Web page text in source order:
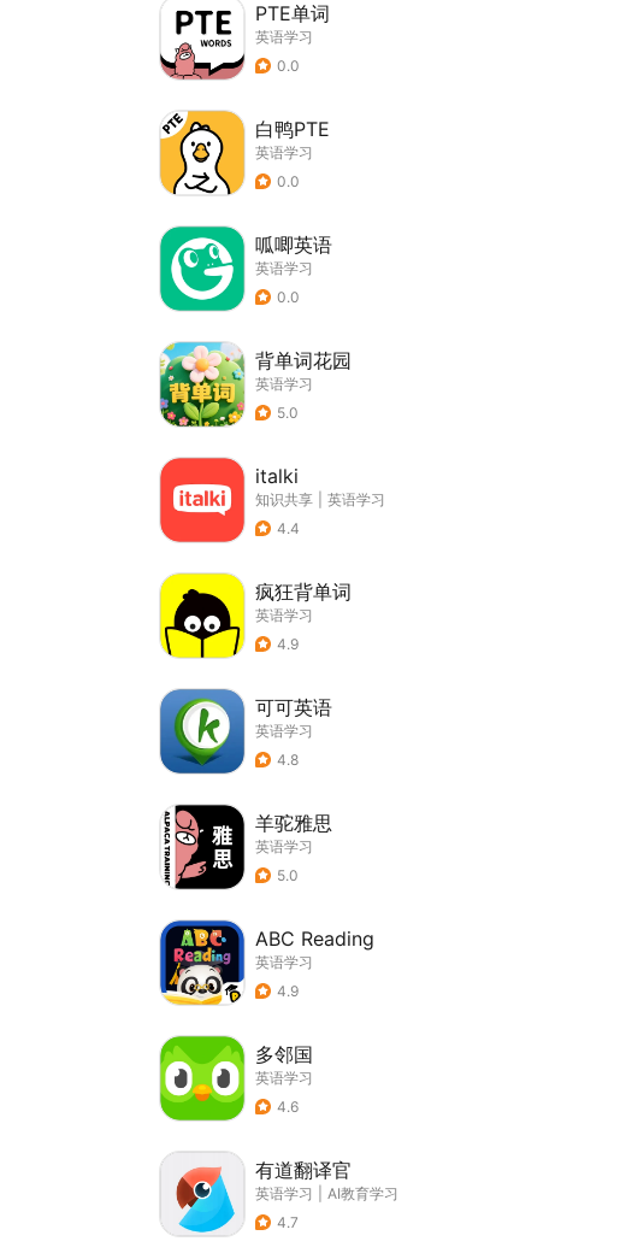
PTE单词
英语学习
0.0
白鸭PTE
英语学习
0.0
呱唧英语
英语学习
0.0
背单词花园
英语学习
5.0
italki
知识共享
英语学习
4.4
疯狂背单词
英语学习
4.9
可可英语
英语学习
4.8
羊驼雅思
英语学习
5.0
ABC Reading
英语学习
4.9
多邻国
英语学习
4.6
有道翻译官
英语学习
AI教育学习
4.7